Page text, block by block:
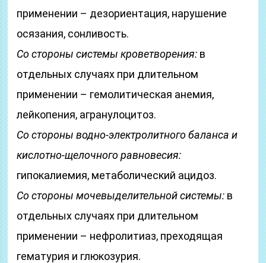
применении – дезориентация, нарушение
осязания, сонливость.
Со стороны системы кроветворения: в
отдельных случаях при длительном
применении – гемолитическая анемия,
лейкопения, агранулоцитоз.
Со стороны водно-электролитного баланса и
кислотно-щелочного равновесия:
гипокалиемия, метаболический ацидоз.
Со стороны мочевыделительной системы: в
отдельных случаях при длительном
применении – нефролитиаз, преходящая
гематурия и глюкозурия.